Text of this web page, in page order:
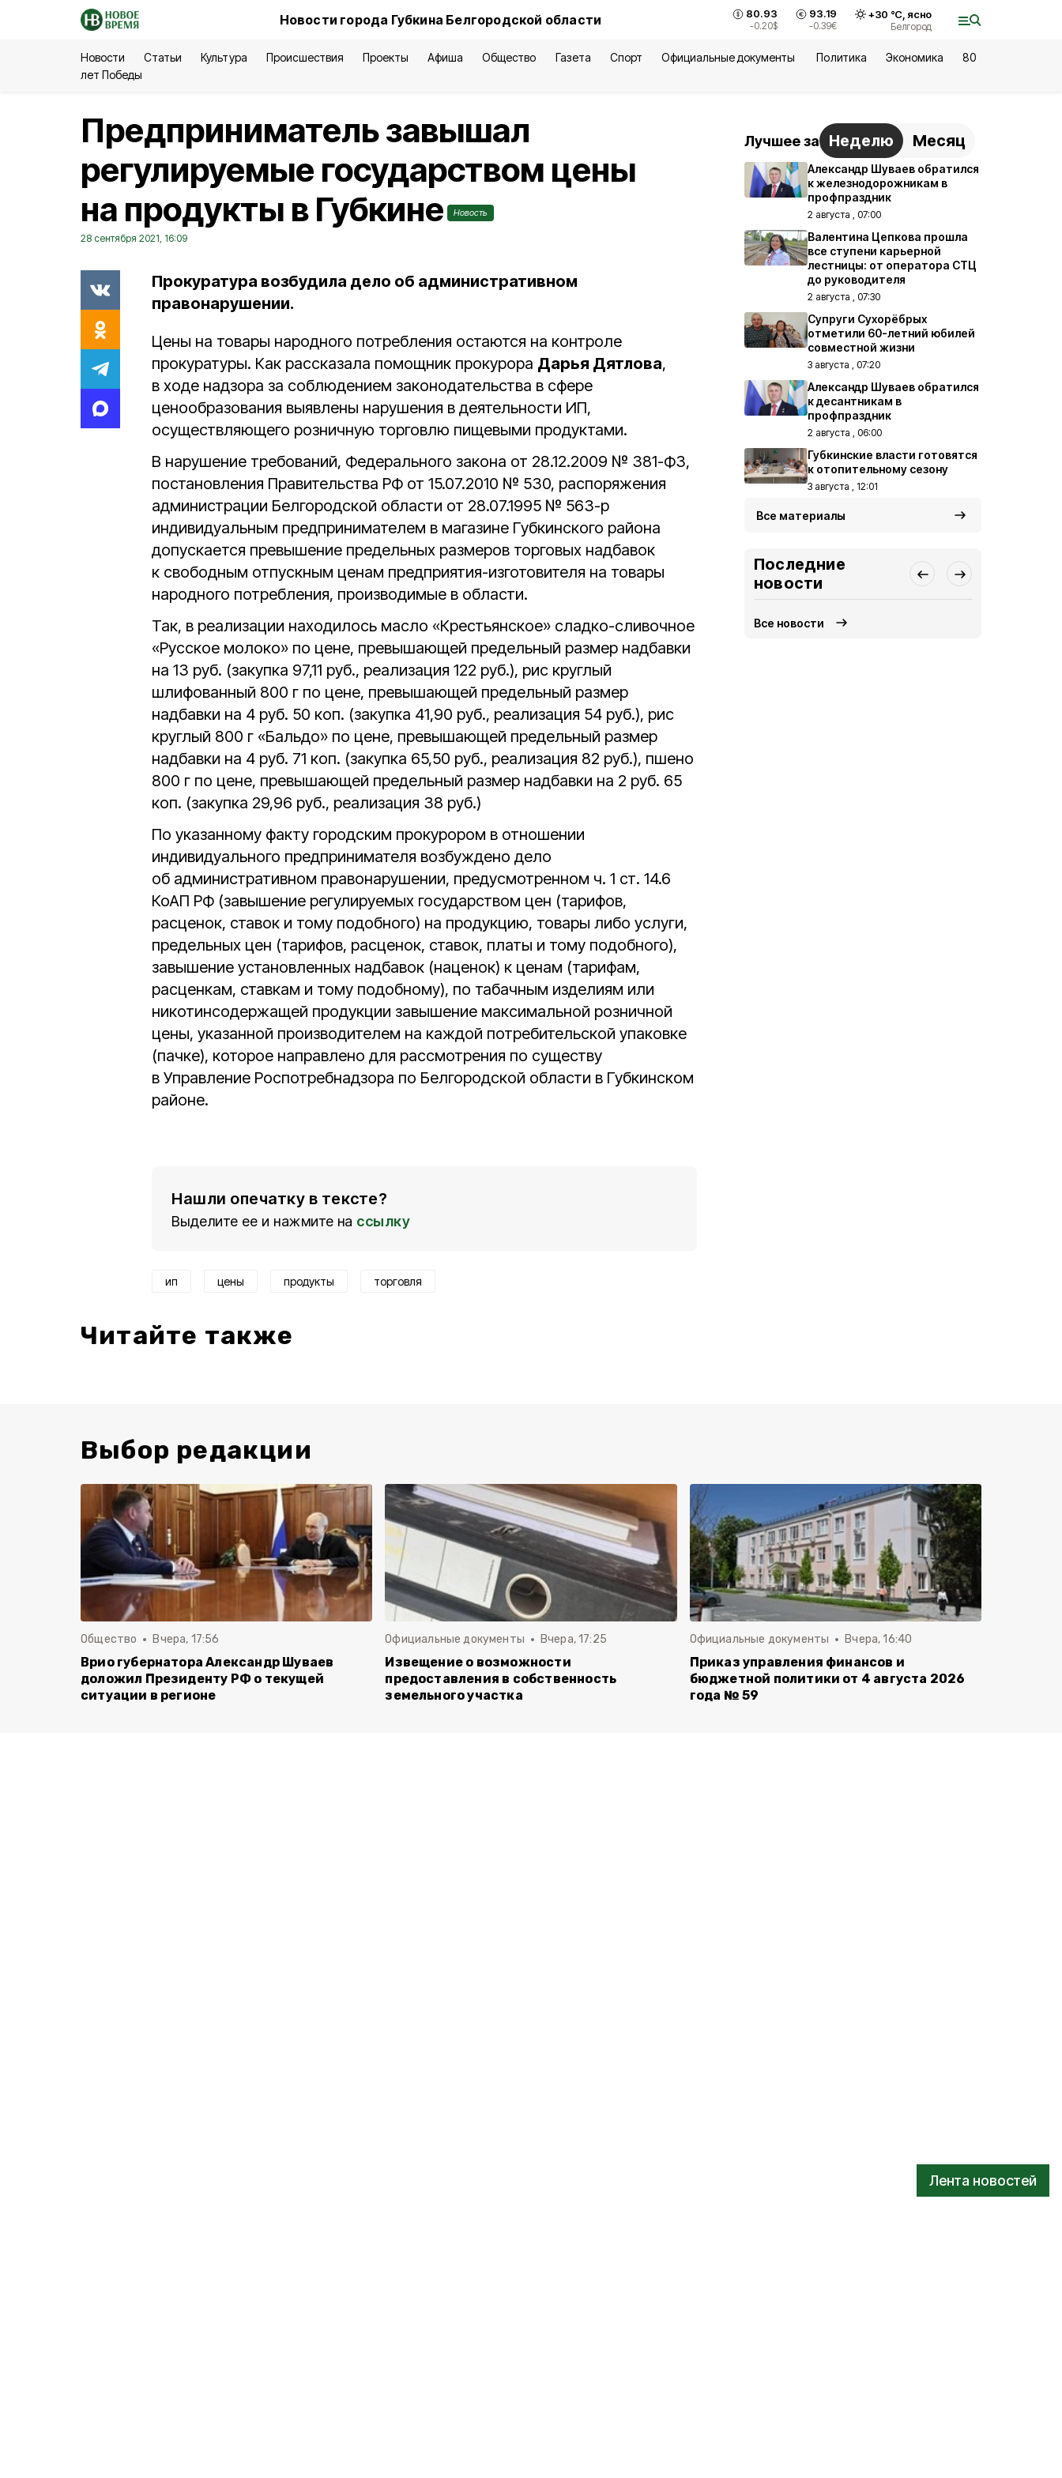
Новости города Губкина Белгородской области 80.93
-0.20$
93.19
-0.39€
+30 °С, ясно
Белгород
Новости Статьи Культура Происшествия Проекты Афиша Общество Газета Спорт Официальные документы Политика Экономика
80
лет Победы
Лента новостей
Предприниматель завышал
регулируемые государством цены
на продукты в Губкине
Новость
28 сентября 2021, 16:09
Прокуратура возбудила дело об административном
правонарушении.
Цены на товары народного потребления остаются на контроле
прокуратуры. Как рассказала помощник прокурора Дарья Дятлова,
в ходе надзора за соблюдением законодательства в сфере
ценообразования выявлены нарушения в деятельности ИП,
осуществляющего розничную торговлю пищевыми продуктами.
В нарушение требований, Федерального закона от 28.12.2009 № 381-ФЗ,
постановления Правительства РФ от 15.07.2010 № 530, распоряжения
администрации Белгородской области от 28.07.1995 № 563-р
индивидуальным предпринимателем в магазине Губкинского района
допускается превышение предельных размеров торговых надбавок
к свободным отпускным ценам предприятия-изготовителя на товары
народного потребления, производимые в области.
Так, в реализации находилось масло «Крестьянское» сладко-сливочное
«Русское молоко» по цене, превышающей предельный размер надбавки
на 13 руб. (закупка 97,11 руб., реализация 122 руб.), рис круглый
шлифованный 800 г по цене, превышающей предельный размер
надбавки на 4 руб. 50 коп. (закупка 41,90 руб., реализация 54 руб.), рис
круглый 800 г «Бальдо» по цене, превышающей предельный размер
надбавки на 4 руб. 71 коп. (закупка 65,50 руб., реализация 82 руб.), пшено
800 г по цене, превышающей предельный размер надбавки на 2 руб. 65
коп. (закупка 29,96 руб., реализация 38 руб.)
По указанному факту городским прокурором в отношении
индивидуального предпринимателя возбуждено дело
об административном правонарушении, предусмотренном ч. 1 ст. 14.6
КоАП РФ (завышение регулируемых государством цен (тарифов,
расценок, ставок и тому подобного) на продукцию, товары либо услуги,
предельных цен (тарифов, расценок, ставок, платы и тому подобного),
завышение установленных надбавок (наценок) к ценам (тарифам,
расценкам, ставкам и тому подобному), по табачным изделиям или
никотинсодержащей продукции завышение максимальной розничной
цены, указанной производителем на каждой потребительской упаковке
(пачке), которое направлено для рассмотрения по существу
в Управление Роспотребнадзора по Белгородской области в Губкинском
районе.
Нашли опечатку в тексте?
Выделите ее и нажмите на ссылку
ип цены продукты торговля
Читайте также
Лучшее за Неделю Месяц
Александр Шуваев обратился
к железнодорожникам в
профпраздник
2 августа , 07:00
Валентина Цепкова прошла
все ступени карьерной
лестницы: от оператора СТЦ
до руководителя
2 августа , 07:30
Супруги Сухорёбрых
отметили 60-летний юбилей
совместной жизни
3 августа , 07:20
Александр Шуваев обратился
к десантникам в
профпраздник
2 августа , 06:00
Губкинские власти готовятся
к отопительному сезону
3 августа , 12:01
Все материалы
Последние
новости
Все новости
Выбор редакции
Общество Вчера, 17:56
Врио губернатора Александр Шуваев
доложил Президенту РФ о текущей
ситуации в регионе
Официальные документы Вчера, 17:25
Извещение о возможности
предоставления в собственность
земельного участка
Официальные документы Вчера, 16:40
Приказ управления финансов и
бюджетной политики от 4 августа 2026
года № 59